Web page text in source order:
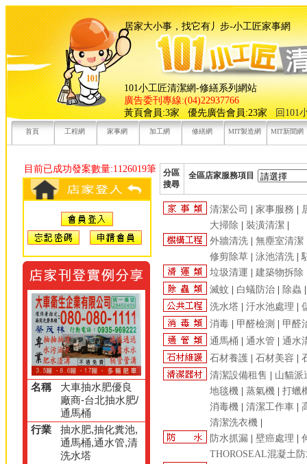
居家大小事，找它有丿步-小工
101小工匠清潔網-修繕系列網站
廣告委刊專線:(04)22937766
黃頁會員:3家 優先廣告會員:23家回101
首頁 工程網 家事網 加工網 修繕網 MIT製造網 MIT新聞網
目前已成功發案數量:1126019筆
名稱
大車抽水肥優良
廠商-台北抽水肥/
通馬桶
行業
抽水肥,抽化糞池,
通馬桶,通水管,清
洗水塔
分區
搜尋
全區店家服務項目
清潔公司 |家事服務
大掃除 |裝潢清潔
外牆清洗 |無塵室清潔
修剪除草 |泳池清洗 |
垃圾清運 |建築物拆除
滅蚊
白蟻防治 除蟲
洗水塔 |汙水池處理 |
消毒
甲醛檢測
甲醛
通馬桶 |通水管 |通水
石材養護 |石材美容 |
清潔設備租售
山貓派
地毯機 |蒸氣機 |打蠟
消毒機 |清潔工作車
清潔洗衣機
防水抓漏 |壁癌處理 |
THOROSEAL混凝土